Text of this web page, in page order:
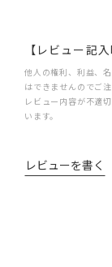
【レビュー記
他人の権利、利益、
はできませんのでご注
レビュー内容が不適
います。
レビューを書く